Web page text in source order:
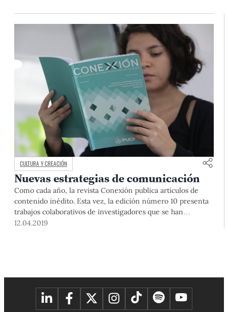
CULTURA Y CREACIÓN
Nuevas estrategias de comunicación
Como cada año, la revista Conexión publica artículos de
contenido inédito. Esta vez, la edición número 10 presenta
trabajos colaborativos de investigadores que se han
desligado de las metodologías tradicionales para aplicar
12.04.2019